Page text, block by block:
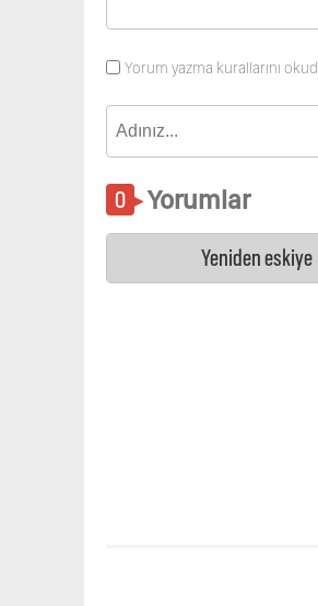
Yorum yazma kurallarını
Yorumlar
Yeniden eskiye